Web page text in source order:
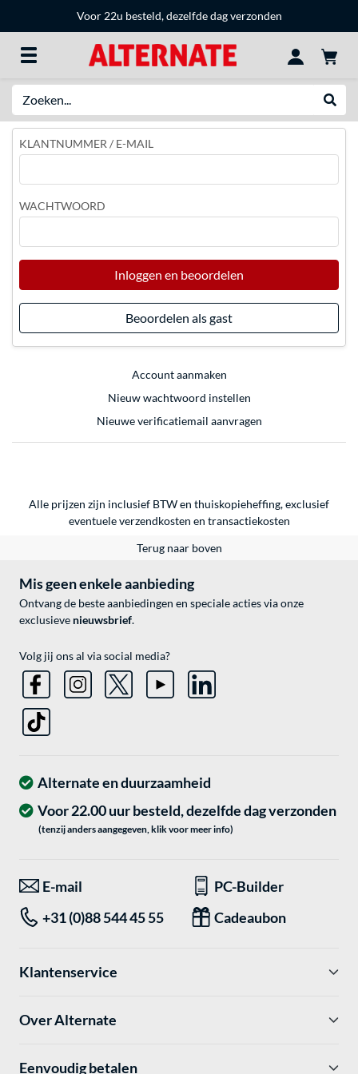
Voor 22u besteld, dezelfde dag verzonden
KLANTNUMMER / E-MAIL
WACHTWOORD
Inloggen en beoordelen
Beoordelen als gast
Account aanmaken
Nieuw wachtwoord instellen
Nieuwe verificatiemail aanvragen
Alle prijzen zijn inclusief BTW en thuiskopieheffing, exclusief
eventueleverzendkosten en transactiekosten
Terug naar boven
Mis geen enkele aanbieding
Ontvang de beste aanbiedingen en speciale acties via onze
exclusieve nieuwsbrief.
Volg jij ons al via social media?
Alternate en duurzaamheid
Voor 22.00 uur besteld, dezelfde dag verzonden
(tenzij anders aangegeven, klik voor meer info)
E-mail
PC-Builder
+31 (0)88 544 45 55
Cadeaubon
Klantenservice
Over Alternate
Eenvoudig betalen